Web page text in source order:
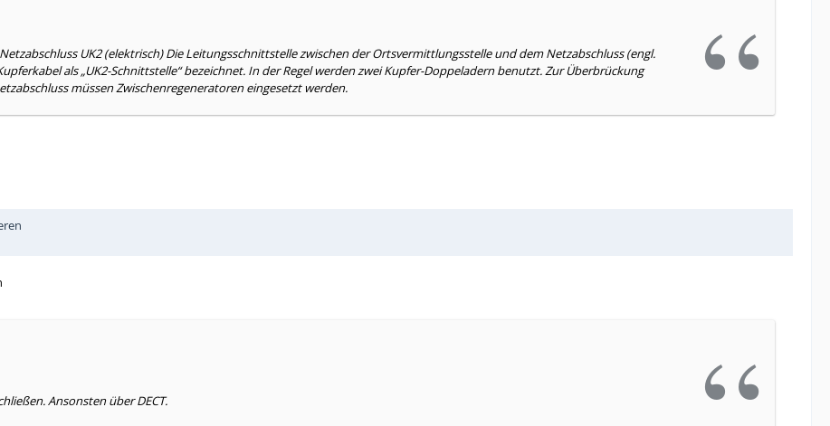
UK2 (elektrisch) Die Leitungsschnittstelle zwischen der Ortsvermittlungsstelle und dem Netzabschluss (engl.
als „UK2-Schnittstelle“ bezeichnet. In der Regel werden zwei Kupfer-Doppeladern benutzt. Zur Überbrückung
müssen Zwischenregeneratoren eingesetzt werden.
Ansonsten über DECT.